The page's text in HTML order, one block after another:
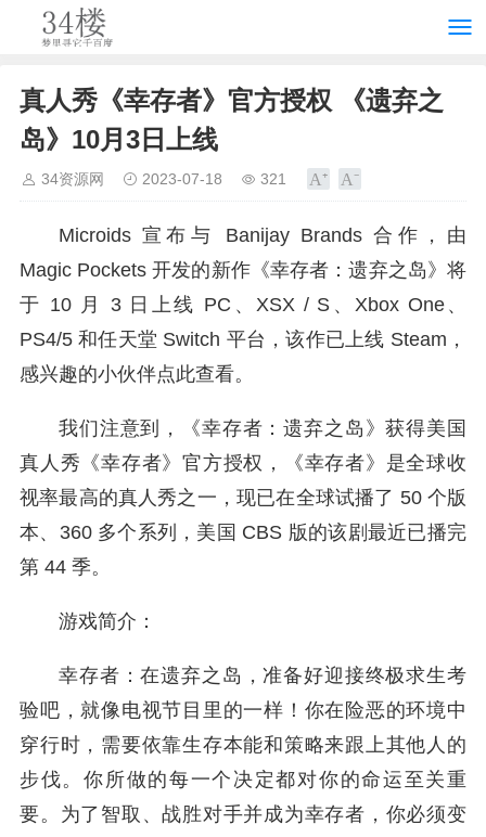
真人秀《幸存者》官方授权 《遗弃之
岛》10月3日上线
34资源网 2023-07-18 321
Microids 宣布与 Banijay Brands 合作，由
Magic Pockets 开发的新作《幸存者：遗弃之岛》将
于 10 月 3 日上线 PC、XSX / S、Xbox One、
PS4/5 和任天堂 Switch 平台，该作已上线 Steam，
感兴趣的小伙伴点此查看。
我们注意到，《幸存者：遗弃之岛》获得美国
真人秀《幸存者》官方授权，《幸存者》是全球收
视率最高的真人秀之一，现已在全球试播了 50 个版
本、360 多个系列，美国 CBS 版的该剧最近已播完
第 44 季。
游戏简介：
幸存者：在遗弃之岛，准备好迎接终极求生考
验吧，就像电视节目里的一样！你在险恶的环境中
穿行时，需要依靠生存本能和策略来跟上其他人的
步伐。你所做的每一个决定都对你的命运至关重
要。为了智取、战胜对手并成为幸存者，你必须变